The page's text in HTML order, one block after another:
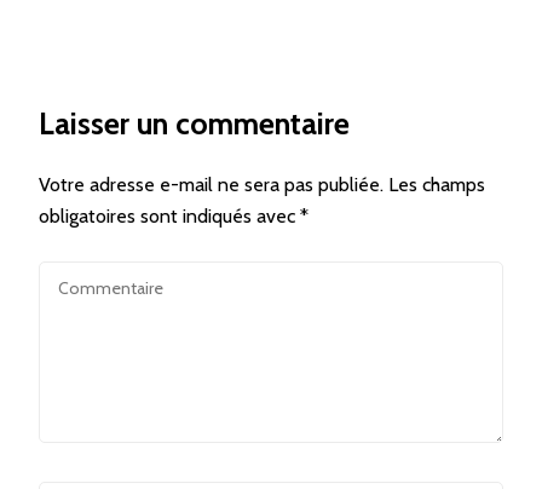
Laisser un commentaire
Votre adresse e-mail ne sera pas publiée. Les champs
obligatoires sont indiqués avec *